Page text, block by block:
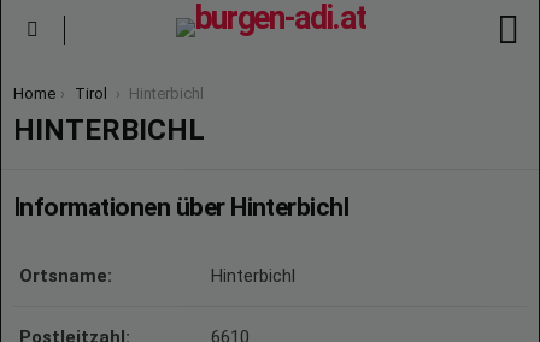
You are here:
Home Tirol Hinterbichl
HINTERBICHL
Informationen über Hinterbichl
Ortsname: Hinterbichl
Postleitzahl: 6610